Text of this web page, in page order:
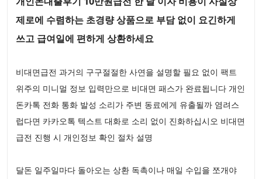
제로에 수렴하는 초경량 상품으로 부담 없이 요긴하게
쓰고 급여일에 편하게 상환하세요
비대면급전 과거의 구구절절한 사연을 설명할 필요 없이 팩트
위주의 미니멀 정보 입력만으로 비대면 패스가 완료됩니다 개인
돈카톡 전화 통화 발성 소리가 주변 동료에게 유출될까 염려스
럽다면 카카오톡 텍스트 대화로 소리 없이 진화하십시오 비대면
급전 진행 시 개인정보 확인 절차 설명
달돈 일주일마다 돌아오는 상환 독촉이나 매일 수입을 쪼개야